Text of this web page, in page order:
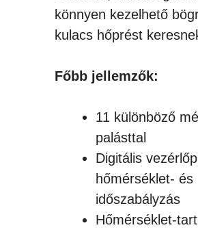
könnyen kezelhető
kulacs hőprést
Főbb jellemzők:
11 különböző
palásttal
Digitális
hőmérséklet- és
időszabályzás
Hőmérséklet-